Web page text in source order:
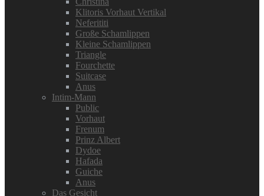
Klitoris Vorhaut Vertikal
Neferititi
Große Schamlippen
Kleine Schamlippen
Triangle
Fourchette
Suitcase
Anus
Intim-Mann
Public
Vorhaut
Frenum
Prinz Albert
Dydoe
Hafada
Guiche
Anus
Das Gesicht